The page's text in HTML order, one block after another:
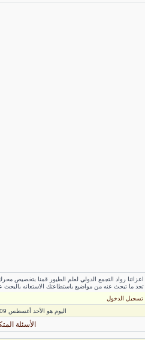
اعزائنا رواد التجمع الدولي لعلم الطيور قمنا بتخصيص
تجد ما تبحث عنه من مواضيع باستطاعتك الاستعانه بالبحث
تسجيل الدخول
اليوم هو الأحد أغسطس 09, 2026 1:07 am
الأسئلة